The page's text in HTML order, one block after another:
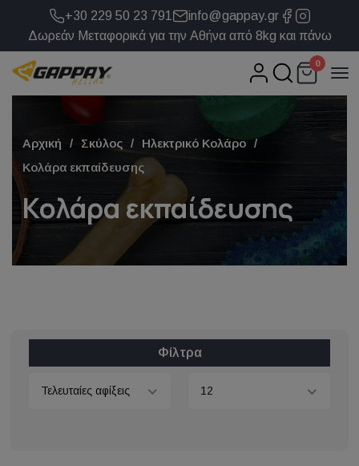
+30 229 50 23 791
info@gappay.gr
Δωρεάν Μεταφορικά για την Αθήνα από 8kg και πάνω
0
Αρχική Σκύλος
Ηλεκτρικό Κολάρο
Κολάρα εκπαίδευσης
Κολάρα εκπαίδευσης
Φίλτρα
Τελευταίες αφίξεις 12